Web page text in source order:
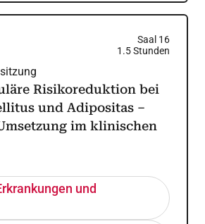
Saal 16
1.5Stunden
Risikoreduktion bei
und Adipositas –
im klinischen
und